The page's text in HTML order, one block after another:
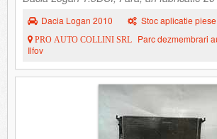
Dacia Logan 2010 Stoc aplicatie
PRO AUTO COLLINI SRL
Parc dezmembrari
Ilfov